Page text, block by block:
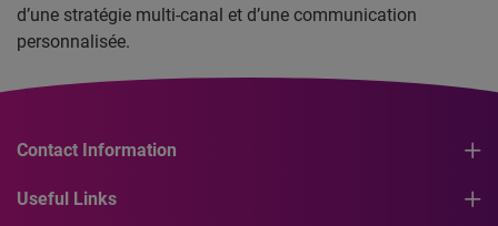
d’une stratégie multi-canal et d’une communication
personnalisée.
Contact Information
Useful Links